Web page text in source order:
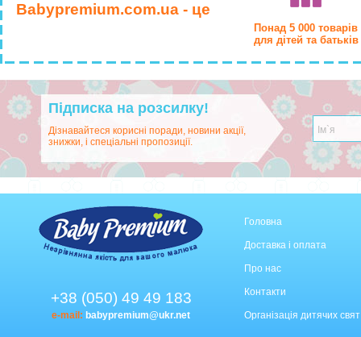
Babypremium.com.ua - це
Понад 5 000 товарів
для дітей та батьків
Підписка на розсилку!
Дізнавайтеся корисні поради, новини акції,
знижки, і спеціальні пропозиції.
+38 (050) 49 49 183
e-mail: babypremium@ukr.net
Головна
Доставка і оплата
Про нас
Контакти
Організація дитячих свят